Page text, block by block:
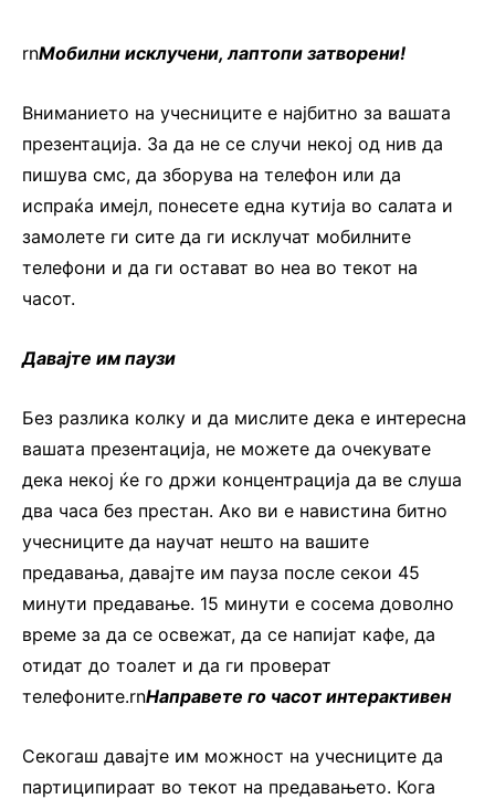
rnМобилни исклучени, лаптопи затворени!
Вниманието на учесниците е најбитно за вашата
презентација. За да не се случи некој од нив да
пишува смс, да зборува на телефон или да
испраќа имејл, понесете една кутија во салата и
замолете ги сите да ги исклучат мобилните
телефони и да ги остават во неа во текот на
часот.
Давајте им паузи
Без разлика колку и да мислите дека е интересна
вашата презентација, не можете да очекувате
дека некој ќе го држи концентрација да ве слуша
два часа без престан. Ако ви е навистина битно
учесниците да научат нешто на вашите
предавања, давајте им пауза после секои 45
минути предавање. 15 минути е сосема доволно
време за да се освежат, да се напијат кафе, да
отидат до тоалет и да ги проверат
телефоните.rnНаправете го часот интерактивен
Секогаш давајте им можност на учесниците да
партиципираат во текот на предавањето. Кога